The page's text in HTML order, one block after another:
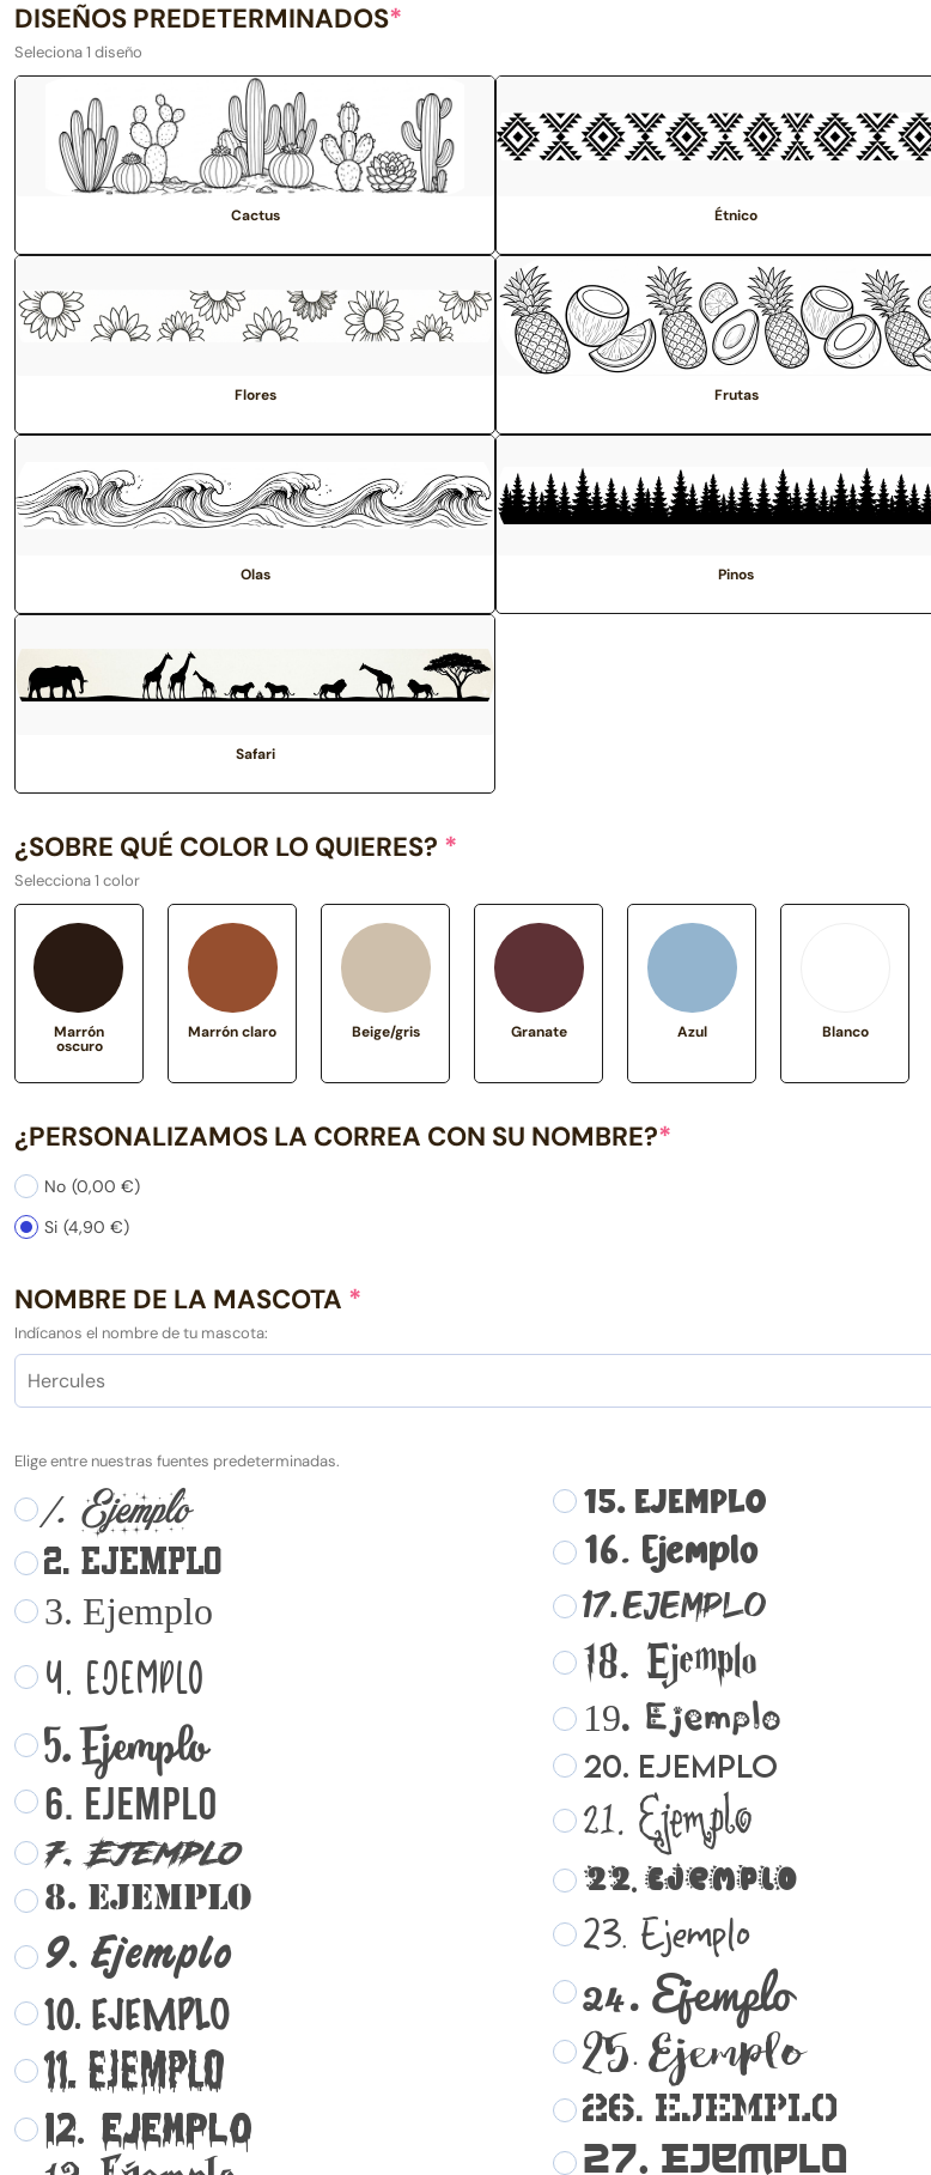
DISEÑOS PREDETERMINADOS*
Seleciona 1 diseño
Cactus Étnico
Flores Frutas
Olas Pinos
Safari
¿SOBRE QUÉ COLOR LO QUIERES? *
Selecciona 1 color
Marrón
oscuro
Marrón claro Beige/gris Granate Azul Blanco
¿PERSONALIZAMOS LA CORREA CON SU NOMBRE?*
No (0,00 €)
Si (4,90 €)
NOMBRE DE LA MASCOTA *
Indícanos el nombre de tu mascota:
Elige entre nuestras fuentes predeterminadas.
/. Ejemplo
2. Ejemplo
3. Ejemplo
4. Ejemplo
5. Ejemplo
6. Ejemplo
7. Ejemplo
8. Ejemplo
9. Ejemplo
10. EJEMPLO
11. Ejemplo
12. Ejemplo
15. Ejemplo
16. Ejemplo
17. Ejemplo
18. Ejemplo
19. Ejemplo
20. Ejemplo
21. Ejemplo
22. Ejemplo
23. Ejemplo
24. Ejemplo
25. Ejemplo
26. Ejemplo
27. Ejemplo